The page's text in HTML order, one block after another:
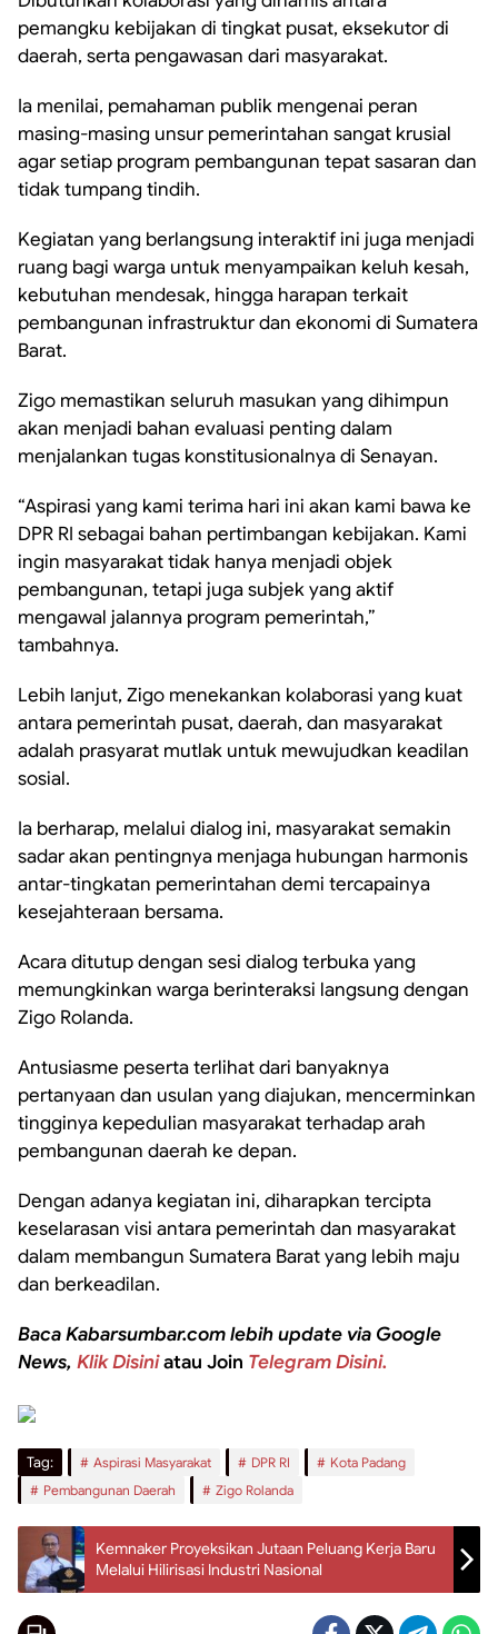
pemangku kebijakan di tingkat pusat, eksekutor di
daerah, serta pengawasan dari masyarakat.
Ia menilai, pemahaman publik mengenai peran
masing-masing unsur pemerintahan sangat krusial
agar setiap program pembangunan tepat sasaran dan
tidak tumpang tindih.
Kegiatan yang berlangsung interaktif ini juga menjadi
ruang bagi warga untuk menyampaikan keluh kesah,
kebutuhan mendesak, hingga harapan terkait
pembangunan infrastruktur dan ekonomi di Sumatera
Barat.
Zigo memastikan seluruh masukan yang dihimpun
akan menjadi bahan evaluasi penting dalam
menjalankan tugas konstitusionalnya di Senayan.
“Aspirasi yang kami terima hari ini akan kami bawa ke
DPR RI sebagai bahan pertimbangan kebijakan. Kami
ingin masyarakat tidak hanya menjadi objek
pembangunan, tetapi juga subjek yang aktif
mengawal jalannya program pemerintah,”
tambahnya.
Lebih lanjut, Zigo menekankan kolaborasi yang kuat
antara pemerintah pusat, daerah, dan masyarakat
adalah prasyarat mutlak untuk mewujudkan keadilan
sosial.
Ia berharap, melalui dialog ini, masyarakat semakin
sadar akan pentingnya menjaga hubungan harmonis
antar-tingkatan pemerintahan demi tercapainya
kesejahteraan bersama.
Acara ditutup dengan sesi dialog terbuka yang
memungkinkan warga berinteraksi langsung dengan
Zigo Rolanda.
Antusiasme peserta terlihat dari banyaknya
pertanyaan dan usulan yang diajukan, mencerminkan
tingginya kepedulian masyarakat terhadap arah
pembangunan daerah ke depan.
Dengan adanya kegiatan ini, diharapkan tercipta
keselarasan visi antara pemerintah dan masyarakat
dalam membangun Sumatera Barat yang lebih maju
dan berkeadilan.
Baca Kabarsumbar.com lebih update via Google
News, Klik Disiniatau Join Telegram Disini.
Tag: Aspirasi Masyarakat DPR RI
Kota Padang
Pembangunan Daerah
Zigo Rolanda
Kemnaker Proyeksikan Jutaan Peluang Kerja Baru
Melalui Hilirisasi Industri Nasional